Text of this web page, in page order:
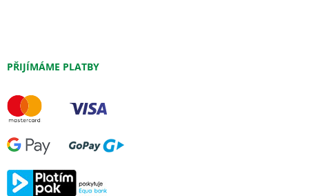
PŘIJÍMÁME PLATBY